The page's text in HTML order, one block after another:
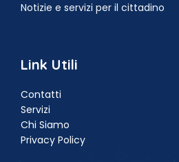
Notizie e servizi per il cittadino
Link Utili
Contatti
Servizi
Chi Siamo
Privacy Policy